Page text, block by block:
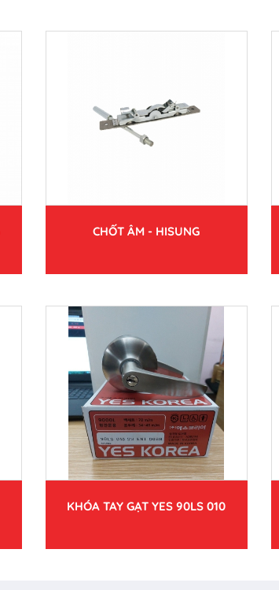
CHỐT ÂM - HISUNG
KHÓA TAY GẠT YES 90LS 010